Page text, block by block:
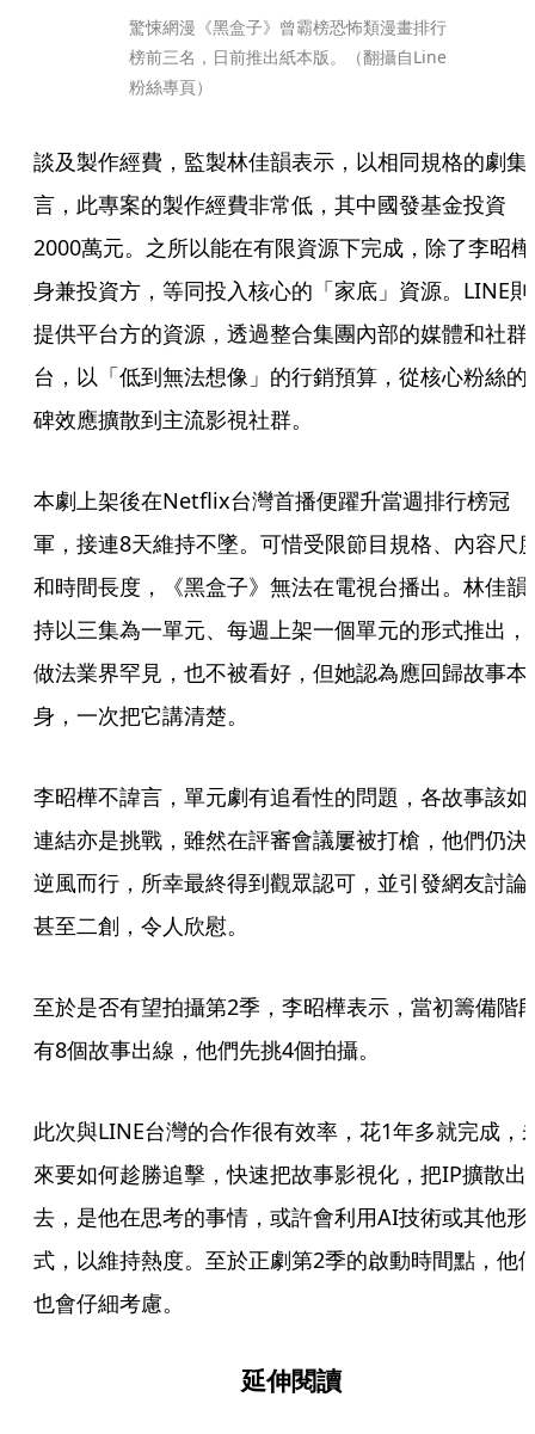
驚悚網漫《黑盒子》曾霸榜恐怖類漫畫排行
榜前三名，日前推出紙本版。（翻攝自Line
粉絲專頁）
談及製作經費，監製林佳韻表示，以相同規格的劇集
言，此專案的製作經費非常低，其中國發基金投資
2000萬元。之所以能在有限資源下完成，除了李昭樺
身兼投資方，等同投入核心的「家底」資源。LINE則
提供平台方的資源，透過整合集團內部的媒體和社群
台，以「低到無法想像」的行銷預算，從核心粉絲的
碑效應擴散到主流影視社群。
本劇上架後在Netflix台灣首播便躍升當週排行榜冠
軍，接連8天維持不墜。可惜受限節目規格、內容尺
和時間長度，《黑盒子》無法在電視台播出。林佳韻
持以三集為一單元、每週上架一個單元的形式推出，
做法業界罕見，也不被看好，但她認為應回歸故事本
身，一次把它講清楚。
李昭樺不諱言，單元劇有追看性的問題，各故事該如
連結亦是挑戰，雖然在評審會議屢被打槍，他們仍決
逆風而行，所幸最終得到觀眾認可，並引發網友討論
甚至二創，令人欣慰。
至於是否有望拍攝第2季，李昭樺表示，當初籌備階
有8個故事出線，他們先挑4個拍攝。
此次與LINE台灣的合作很有效率，花1年多就完成，
來要如何趁勝追擊，快速把故事影視化，把IP擴散出
去，是他在思考的事情，或許會利用AI技術或其他形
式，以維持熱度。至於正劇第2季的啟動時間點，他
也會仔細考慮。
延伸閱讀